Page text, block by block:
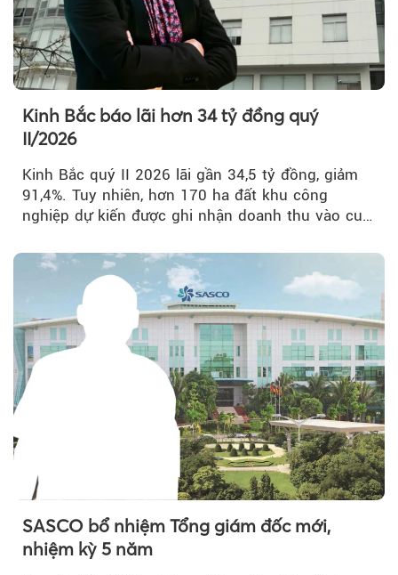
Kinh Bắc báo lãi hơn 34 tỷ đồng quý
II/2026
Kinh Bắc quý II 2026 lãi gần 34,5 tỷ đồng, giảm
91,4%. Tuy nhiên, hơn 170 ha đất khu công
nghiệp dự kiến được ghi nhận doanh thu vào cuối
SASCO bổ nhiệm Tổng giám đốc mới,
nhiệm kỳ 5 năm